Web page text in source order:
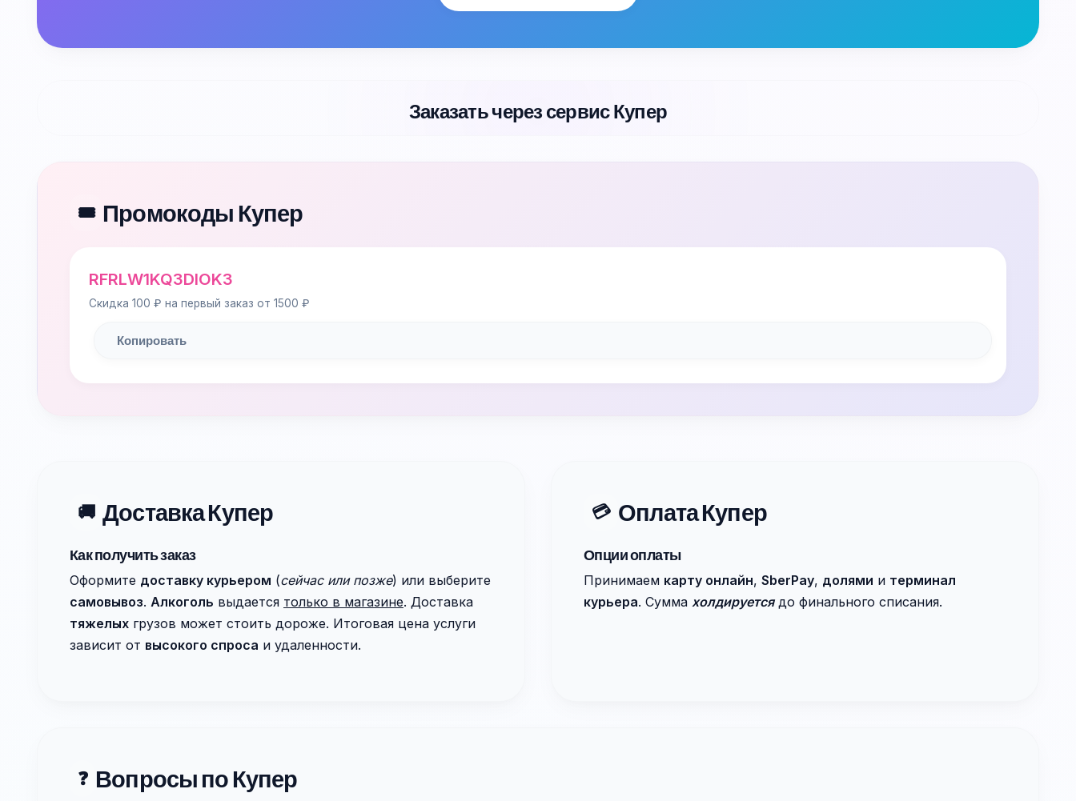
Заказать через сервис Купер
🎟️ Промокоды Купер
RFRLW1KQ3DIOK3
Скидка 100 ₽ на первый заказ от 1500 ₽
Копировать
🚚 Доставка Купер
Как получить заказ
Оформите доставку курьером (сейчас или позже) или выберите
самовывоз. Алкоголь выдается только в магазине. Доставка
тяжелых грузов может стоить дороже. Итоговая цена услуги
зависит от высокого спроса и удаленности.
💳 Оплата Купер
Опции оплаты
Принимаем карту онлайн, SberPay, долями и терминал
курьера. Сумма холдируетсядо финального списания.
❓ Вопросы по Купер